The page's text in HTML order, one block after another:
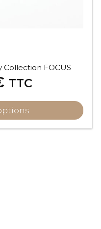
Collection FOCUS
TTC